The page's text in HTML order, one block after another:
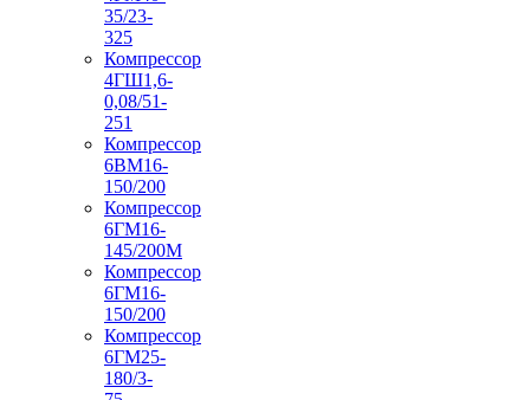
35/23-
325
Компрессор
4ГШ1,6-
0,08/51-
251
Компрессор
6ВМ16-
150/200
Компрессор
6ГМ16-
145/200М
Компрессор
6ГМ16-
150/200
Компрессор
6ГМ25-
180/3-